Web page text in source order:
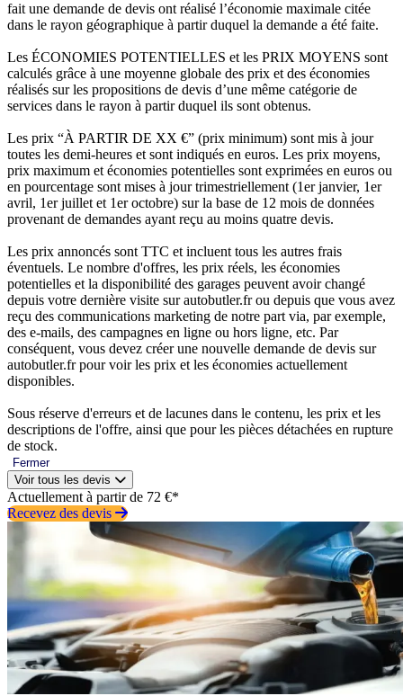
fait une demande de devis ont réalisé l’économie maximale citée
dans le rayon géographique à partir duquel la demande a été faite.
Les ÉCONOMIES POTENTIELLES et les PRIX MOYENS sont
calculés grâce à une moyenne globale des prix et des économies
réalisés sur les propositions de devis d’une même catégorie de
services dans le rayon à partir duquel ils sont obtenus.
Les prix “À PARTIR DE XX €” (prix minimum) sont mis à jour
toutes les demi-heures et sont indiqués en euros. Les prix moyens,
prix maximum et économies potentielles sont exprimées en euros ou
en pourcentage sont mises à jour trimestriellement (1er janvier, 1er
avril, 1er juillet et 1er octobre) sur la base de 12 mois de données
provenant de demandes ayant reçu au moins quatre devis.
Les prix annoncés sont TTC et incluent tous les autres frais
éventuels. Le nombre d'offres, les prix réels, les économies
potentielles et la disponibilité des garages peuvent avoir changé
depuis votre dernière visite sur autobutler.fr ou depuis que vous avez
reçu des communications marketing de notre part via, par exemple,
des e-mails, des campagnes en ligne ou hors ligne, etc. Par
conséquent, vous devez créer une nouvelle demande de devis sur
autobutler.fr pour voir les prix et les économies actuellement
disponibles.
Sous réserve d'erreurs et de lacunes dans le contenu, les prix et les
descriptions de l'offre, ainsi que pour les pièces détachées en rupture
de stock.
Fermer
Voir tous les devis
Actuellement à partir de 72 €*
Recevez des devis